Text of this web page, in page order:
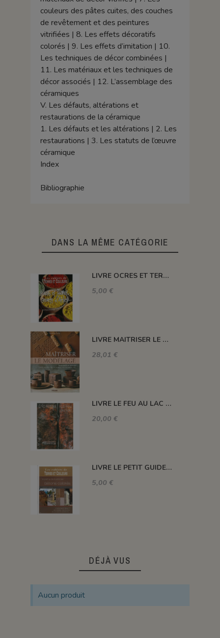
couleurs des pâtes cuites, des couches
de revêtement et des peintures
vitrifiées | 8. Les effets décoratifs
colorés | 9. Les effets d’imitation | 10.
Les techniques de décor combinées |
11. Les matériaux et les techniques de
décor associés | 12. L’assemblage des
céramiques
V. Les défauts, altérations et
restaurations de la céramique
1. Les défauts et les altérations | 2. Les
restaurations | 3. Les statuts de l’œuvre
céramique
Index
Bibliographie
DANS LA MÊME CATÉGORIE
LIVRE OCRES ET TERRES, SECRETS D'ATELIERS
5,00 €
LIVRE MAITRISER LE MODELAGE
28,01 €
LIVRE LE FEU AU LAC ERIC ASTOUL
20,00 €
LIVRE LE PETIT GUIDE DE LA PEINTURE À L'OCRE
5,00 €
DÉJÀ VUS
Aucun produit